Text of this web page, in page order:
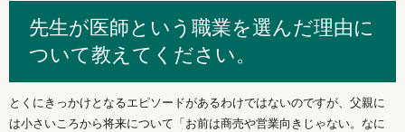
先生が医師という職業を選んだ理由に
ついて教えてください。
とくにきっかけとなるエピソードがあるわけではないのですが、父親に
は小さいころから将来について「お前は商売や営業向きじゃない。なに